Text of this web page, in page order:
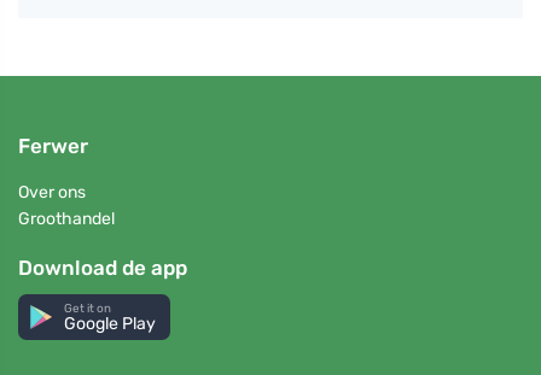
Ferwer
Over ons
Groothandel
Download de app
Get it on
Google Play